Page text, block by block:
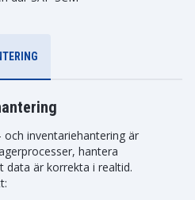
och inventariehantering är
hantera
data är korrekta i realtid.